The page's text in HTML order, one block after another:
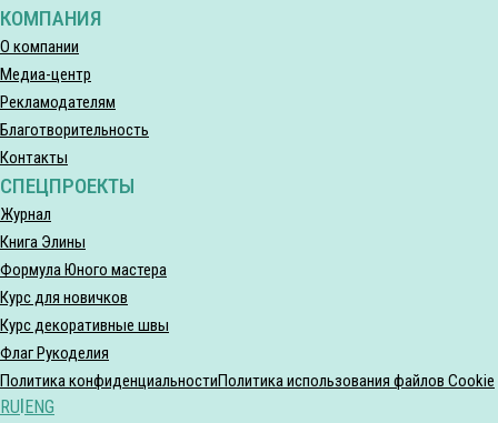
КОМПАНИЯ
О компании
Медиа-центр
Рекламодателям
Благотворительность
Контакты
СПЕЦПРОЕКТЫ
Журнал
Книга Элины
Формула Юного мастера
Курс для новичков
Курс декоративные швы
Флаг Рукоделия
Политика конфиденциальностиПолитика использования файлов Cookie
RU ENG